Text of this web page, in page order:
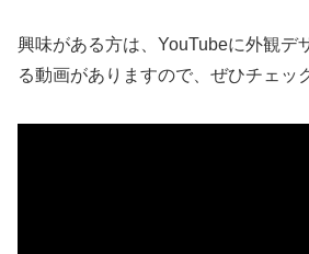
興味がある方は、YouTubeに外観デ
る動画がありますので、ぜひチェッ